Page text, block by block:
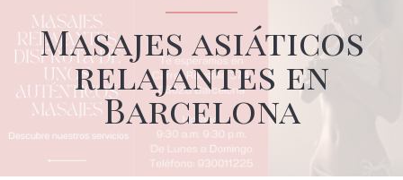
Masajes asiáticos
relajantes en
Barcelona